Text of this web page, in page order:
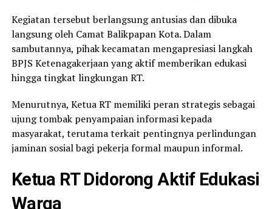
Kegiatan tersebut berlangsung antusias dan dibuka
langsung oleh Camat Balikpapan Kota. Dalam
sambutannya, pihak kecamatan mengapresiasi langkah
BPJS Ketenagakerjaan yang aktif memberikan edukasi
hingga tingkat lingkungan RT.
Menurutnya, Ketua RT memiliki peran strategis sebagai
ujung tombak penyampaian informasi kepada
masyarakat, terutama terkait pentingnya perlindungan
jaminan sosial bagi pekerja formal maupun informal.
Ketua RT Didorong Aktif Edukasi
Warga